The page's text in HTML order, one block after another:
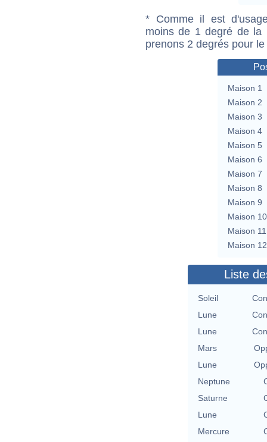
* Comme il est
moins de 1 degré de la
prenons 2 degrés pour
Maison 1
Maison 2
Maison 3
Maison 4
Maison 5
Maison 6
Maison 7
Maison 8
Maison 9
Maison 10
Maison 11
Maison 12
Liste
Soleil
Lune
Lune
Mars
Lune
Neptune
Saturne
Lune
Mercure